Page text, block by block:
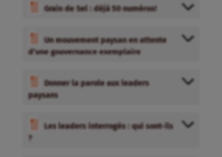
Grain de Sel : déjà 50 numéros!
Un mouvement paysan en attente
d’une gouvernance exemplaire
Donner la parole aux leaders
paysans
Les leaders interrogés : qui sont-ils
?